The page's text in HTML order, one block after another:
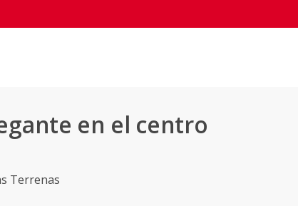
en el centro
Terrenas